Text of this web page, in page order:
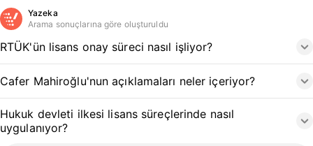
Yazeka
Arama sonuçlarına göre oluşturuldu
RTÜK'ün lisans onay süreci nasıl işliyor?
Cafer Mahiroğlu'nun açıklamaları neler içeriyor?
Hukuk devleti ilkesi lisans süreçlerinde nasıl
uygulanıyor?